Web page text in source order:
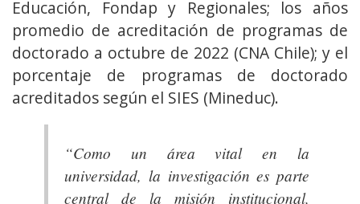
Educación, Fondap y Regionales; los años
promedio de acreditación de programas de
doctorado a octubre de 2022 (CNA Chile); y el
porcentaje de programas de doctorado
acreditados según el SIES (Mineduc).
“Como un área vital en la
universidad, la investigación es parte
central de la misión institucional,